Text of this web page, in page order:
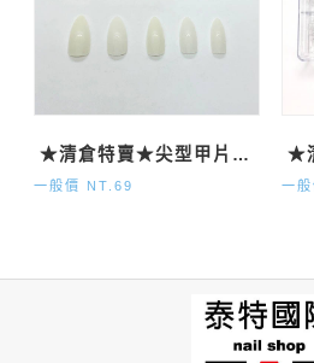
★清倉特賣★尖型甲片-自然500P
一般價 NT.69 一